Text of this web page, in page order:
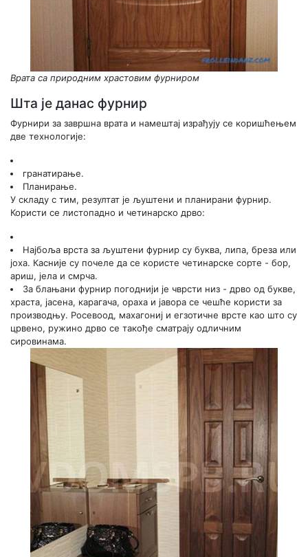
Врата са природним храстовим фурниром
Шта је данас фурнир
Фурнири за завршна врата и намештај израђују се коришћењем
две технологије:
гранатирање.
Планирање.
У складу с тим, резултат је љуштени и планирани фурнир.
Користи се листопадно и четинарско дрво:
Најбоља врста за љуштени фурнир су буква, липа, бреза или
јоха. Касније су почеле да се користе четинарске сорте - бор,
ариш, јела и смрча.
За блањани фурнир погоднији је чврсти низ - дрво од букве,
храста, јасена, карагача, ораха и јавора се чешће користи за
производњу. Росевоод, махагониј и егзотичне врсте као што су
црвено, ружино дрво се такође сматрају одличним
сировинама.